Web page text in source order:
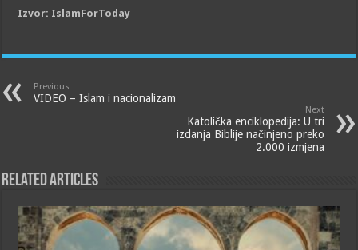
Izvor: IslamForToday
Previous
VIDEO – Islam i nacionalizam
Next
Katolička enciklopedija: U tri
izdanja Biblije načinjeno preko
2.000 izmjena
Related Articles